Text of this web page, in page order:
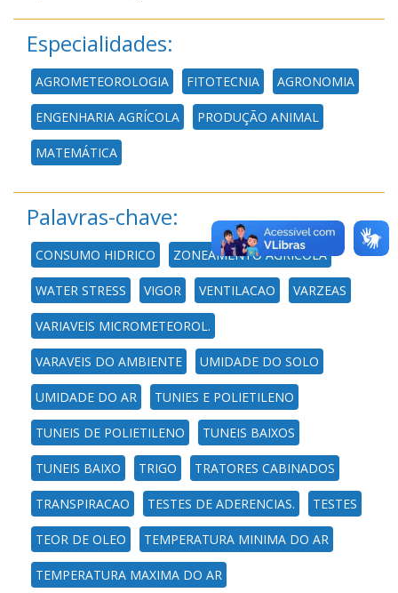
Especialidades:
AGROMETEOROLOGIA FITOTECNIA AGRONOMIA
ENGENHARIA AGRÍCOLA PRODUÇÃO ANIMAL
MATEMÁTICA
Palavras-chave:
CONSUMO HIDRICO ZONEAMENTO AGRICOLA
WATER STRESS VIGOR VENTILACAO VARZEAS
VARIAVEIS MICROMETEOROL.
VARAVEIS DO AMBIENTE UMIDADE DO SOLO
UMIDADE DO AR TUNIES E POLIETILENO
TUNEIS DE POLIETILENO TUNEIS BAIXOS
TUNEIS BAIXO TRIGO TRATORES CABINADOS
TRANSPIRACAO TESTES DE ADERENCIAS. TESTES
TEOR DE OLEO TEMPERATURA MINIMA DO AR
TEMPERATURA MAXIMA DO AR